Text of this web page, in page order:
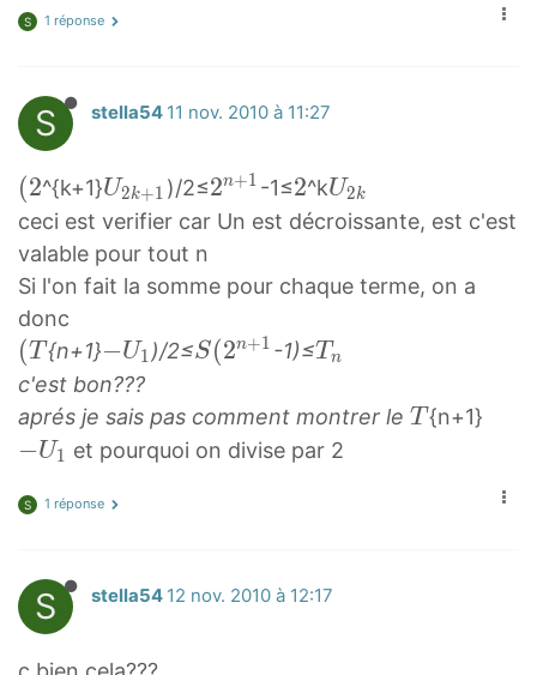
S 1 réponse
S stella54 11 nov. 2010 à 11:27
(
2
(
2
(2^{k+1}U
2
k
+
_
{
2
k
+
U2k+1 )/2≤2
n
1
^
{
n
1
2n+1 -1≤2
2
2^kU
2
U
{
k
}
U2k
ceci est verifier car Un est décroissante, est c'est
valable pour tout n
Si l'on fait la somme pour chaque terme, on a
donc
(
T
(
T
(T {n+1}−
U
1
-
_
−U1 )/2≤S
2
n
2
S(2n+1 -1)≤T
T
_
T n
c'est bon???
aprés je sais pas comment montrer le T
T {n+1}
−U1 et pourquoi on divise par 2
S 1 réponse
S stella54 12 nov. 2010 à 12:17